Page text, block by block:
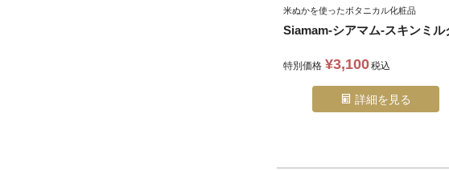
米ぬかを使ったボタニカル化粧品
Siamam-シアマム-スキンミル
特別価格 ¥3,100税込
詳細を見る